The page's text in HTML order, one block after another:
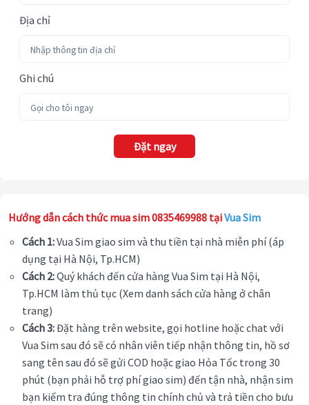
Địa chỉ
Ghi chú
Đặt ngay
Hướng dẫn cách thức mua sim 0835469988 tạiVua Sim
Cách 1:Vua Sim giao sim và thu tiền tại nhà miễn phí (áp
dụng tại Hà Nội, Tp.HCM)
Cách 2:Quý khách đến cửa hàng Vua Sim tại Hà Nội,
Tp.HCM làm thủ tục (Xem danh sách cửa hàng ở chân
trang)
Cách 3:Đặt hàng trên website, gọi hotline hoặc chat với
Vua Sim sau đó sẽ có nhân viên tiếp nhận thông tin, hồ sơ
sang tên sau đó sẽ gửi COD hoặc giao Hỏa Tốc trong 30
phút (bạn phải hỗ trợ phí giao sim) đến tận nhà, nhận sim
bạn kiểm tra đúng thông tin chính chủ và trả tiền cho bưu